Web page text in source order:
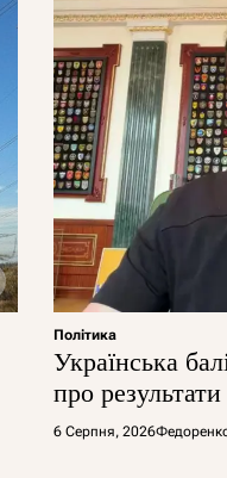
Політика
Українська
про
6 Серпня, 2026